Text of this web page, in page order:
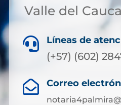
Valle del
 Líneas de
(+57) (602)
 Correo